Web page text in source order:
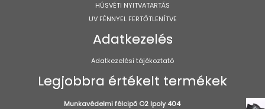
HÚSVÉTI NYITVATARTÁS
UV FÉNNYEL FERTŐTLENÍTVE
Adatkezelés
Adatkezelési tájékoztató
Legjobbra értékelt termékek
Munkavédelmi félcipő O2 Ipoly 404